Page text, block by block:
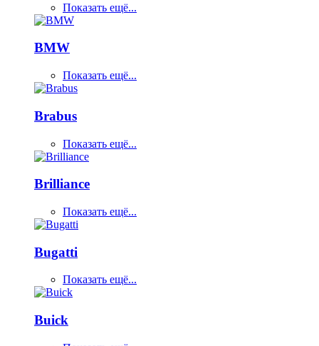
Показать ещё...
BMW
Показать ещё...
Brabus
Показать ещё...
Brilliance
Показать ещё...
Bugatti
Показать ещё...
Buick